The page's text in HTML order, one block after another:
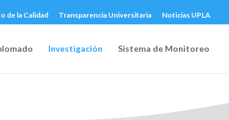
de la Calidad Transparencia Universitaria Noticias UPLA
Investigación Sistema de Monitoreo